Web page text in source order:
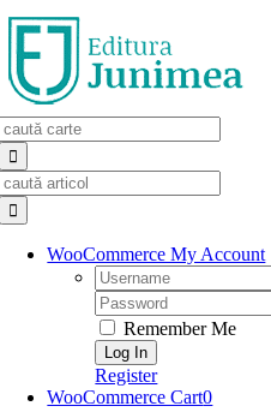
Skip
to
content
WooCommerce My Account
Username:
Password:
Remember Me
Register
WooCommerce Cart0